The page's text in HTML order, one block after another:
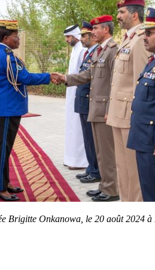
Brigitte Onkanowa, le 20 août 2024